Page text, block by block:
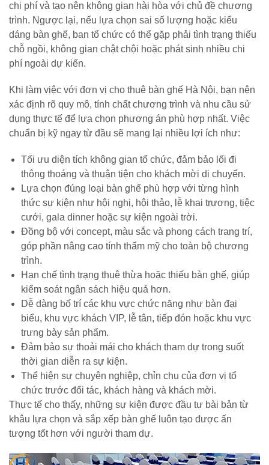
chi phí và tạo nên không gian hài hòa với chủ đề chương
trình. Ngược lại, nếu lựa chọn sai số lượng hoặc kiểu
dáng bàn ghế, ban tổ chức có thể gặp phải tình trạng thiếu
chỗ ngồi, không gian chật chội hoặc phát sinh nhiều chi
phí ngoài dự kiến.
Khi làm việc với đơn vị cho thuê bàn ghế Hà Nội, bạn nên
xác định rõ quy mô, tính chất chương trình và nhu cầu sử
dụng thực tế để lựa chọn phương án phù hợp nhất. Việc
chuẩn bị kỹ ngay từ đầu sẽ mang lại nhiều lợi ích như:
Tối ưu diện tích không gian tổ chức, đảm bảo lối đi
thông thoáng và thuận tiện cho khách mời di chuyển.
Lựa chọn đúng loại bàn ghế phù hợp với từng hình
thức sự kiện như hội nghị, hội thảo, lễ khai trương, tiệc
cưới, gala dinner hoặc sự kiện ngoài trời.
Đồng bộ với concept, màu sắc và phong cách trang trí,
góp phần nâng cao tính thẩm mỹ cho toàn bộ chương
trình.
Hạn chế tình trạng thuê thừa hoặc thiếu bàn ghế, giúp
kiểm soát ngân sách hiệu quả hơn.
Dễ dàng bố trí các khu vực chức năng như bàn đại
biểu, khu vực khách VIP, lễ tân, tiếp đón hoặc khu vực
trưng bày sản phẩm.
Đảm bảo sự thoải mái cho khách tham dự trong suốt
thời gian diễn ra sự kiện.
Thể hiện sự chuyên nghiệp, chỉn chu của đơn vị tổ
chức trước đối tác, khách hàng và khách mời.
Thực tế cho thấy, những sự kiện được đầu tư bài bản từ
khâu lựa chọn và sắp xếp bàn ghế luôn tạo được ấn
tượng tốt hơn với người tham dự.